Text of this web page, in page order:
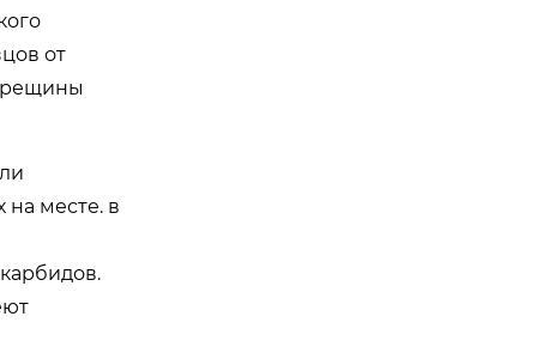
от
месте. в